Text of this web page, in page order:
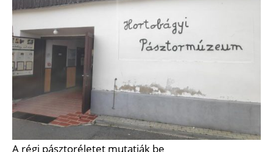
A régi pásztoréletet mutatják be